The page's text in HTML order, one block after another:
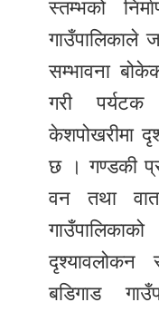
स्तम्भको
गाउँपालिकाले
सम्भावना
गरी पर्यटक
केशपोखरीमा
छ । गण्डकी
वन तथा
दृश्यावलोकन
बडिगाड